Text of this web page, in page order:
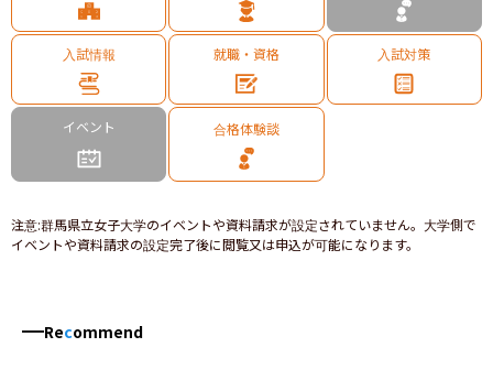
入試情報 就職・資格 入試対策
イベント 合格体験談
注意:群馬県立女子大学のイベントや資料請求が設定されていません。大学側で
イベントや資料請求の設定完了後に閲覧又は申込が可能になります。
Recommend